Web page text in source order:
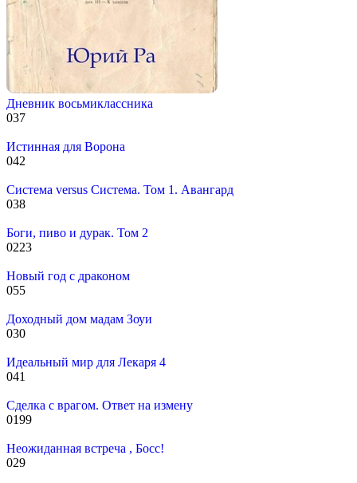
Дневник восьмиклассника
037
Истинная для Ворона
042
Система versus Система. Том 1. Авангард
038
Боги, пиво и дурак. Том 2
0223
Новый год с драконом
055
Доходный дом мадам Зоуи
030
Идеальный мир для Лекаря 4
041
Сделка с врагом. Ответ на измену
0199
Неожиданная встреча , Босс!
029